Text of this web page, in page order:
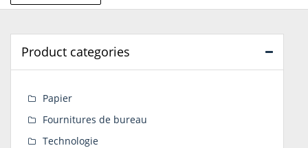
Product categories
Papier
Fournitures de bureau
Technologie